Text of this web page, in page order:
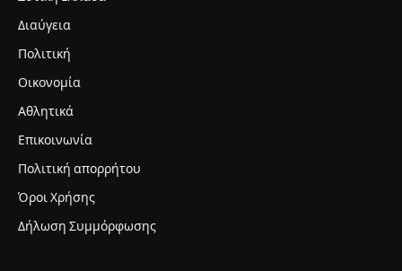
Διαύγεια
Πολιτική
Οικονομία
Αθλητικά
Επικοινωνία
Πολιτική απορρήτου
Όροι Χρήσης
Δήλωση Συμμόρφωσης